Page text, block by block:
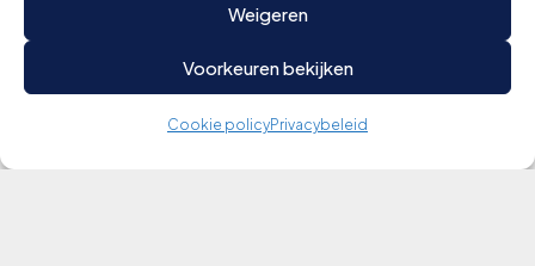
Weigeren
Voorkeuren bekijken
Cookie policyPrivacybeleid